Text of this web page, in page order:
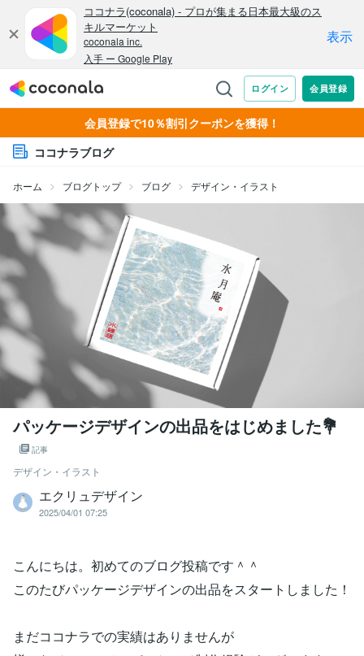
会員登録で10％割引クーポンを獲得！
ココナラブログ
ホーム ブログトップ ブログ デザイン・イラスト
パッケージデザインの出品をはじめました💐
記事
デザイン・イラスト
エクリュデザイン
2025/04/01 07:25
こんにちは。初めてのブログ投稿です＾＾
このたびパッケージデザインの出品をスタートしました！
まだココナラでの実績はありませんが